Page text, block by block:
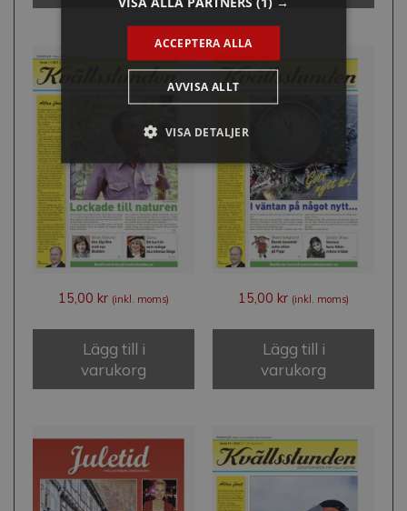
15,00 kr (inkl. moms)
Lägg till i
varukorg
15,00 kr (inkl. moms)
Lägg till i
varukorg
ACCEPTERA ALLA
AVVISA ALLT
VISA DETALJER